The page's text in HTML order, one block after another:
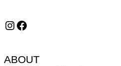
Instagram Facebook
ABOUT